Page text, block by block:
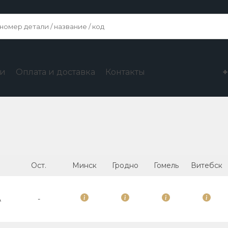
Оплата и доставка Контакты
Ост. Минск Гродно Гомель Витебск
-